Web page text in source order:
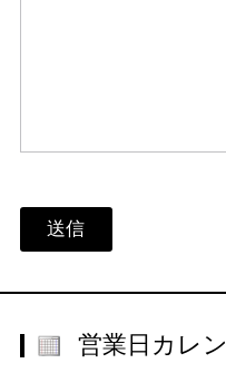
営業日カレ